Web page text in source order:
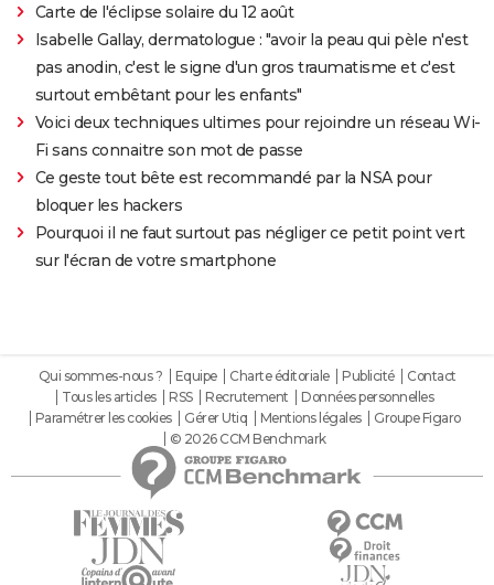
Carte de l'éclipse solaire du 12 août
Isabelle Gallay, dermatologue : "avoir la peau qui pèle n'est
pas anodin, c'est le signe d'un gros traumatisme et c'est
surtout embêtant pour les enfants"
Voici deux techniques ultimes pour rejoindre un réseau Wi-
Fi sans connaitre son mot de passe
Ce geste tout bête est recommandé par la NSA pour
bloquer les hackers
Pourquoi il ne faut surtout pas négliger ce petit point vert
sur l'écran de votre smartphone
Qui sommes-nous ? Equipe Charte éditoriale Publicité
Contact
Tous les articles
RSS Recrutement
Données personnelles
Paramétrer les cookies
Gérer Utiq Mentions légales
Groupe Figaro
© 2026 CCM Benchmark